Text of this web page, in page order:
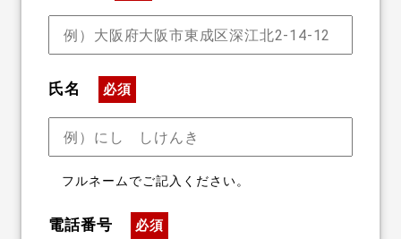
氏名 必須
フルネームでご記入ください。
電話番号 必須